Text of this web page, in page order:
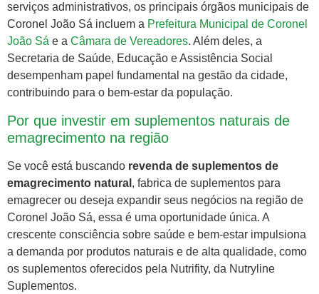
serviços administrativos, os principais órgãos municipais de
Coronel João Sá incluem a Prefeitura Municipal de Coronel
João Sá e a Câmara de Vereadores. Além deles, a
Secretaria de Saúde, Educação e Assistência Social
desempenham papel fundamental na gestão da cidade,
contribuindo para o bem-estar da população.
Por que investir em suplementos naturais de
emagrecimento na região
Se você está buscando revenda de suplementos de
emagrecimento natural , fabrica de suplementos para
emagrecer ou deseja expandir seus negócios na região de
Coronel João Sá, essa é uma oportunidade única. A
crescente consciência sobre saúde e bem-estar impulsiona
a demanda por produtos naturais e de alta qualidade, como
os suplementos oferecidos pela Nutrifity, da Nutryline
Suplementos.